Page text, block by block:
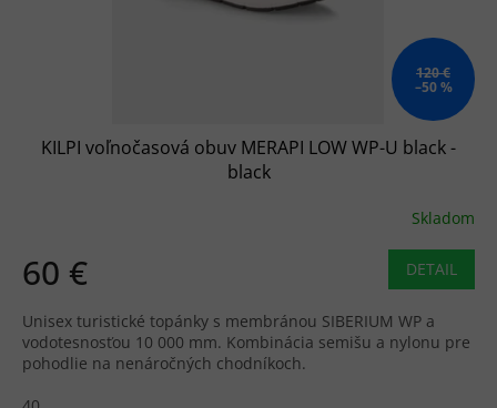
120 €
–50 %
KILPI voľnočasová obuv MERAPI LOW WP-U black -
black
Skladom
60 € DETAIL
Unisex turistické topánky s membránou SIBERIUM WP a
vodotesnosťou 10 000 mm. Kombinácia semišu a nylonu pre
pohodlie na nenáročných chodníkoch.